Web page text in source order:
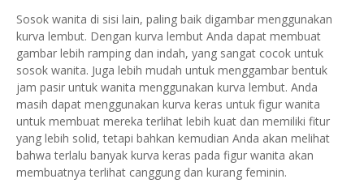
Sosok wanita di sisi lain, paling baik digambar menggunakan
kurva lembut. Dengan kurva lembut Anda dapat membuat
gambar lebih ramping dan indah, yang sangat cocok untuk
sosok wanita. Juga lebih mudah untuk menggambar bentuk
jam pasir untuk wanita menggunakan kurva lembut. Anda
masih dapat menggunakan kurva keras untuk figur wanita
untuk membuat mereka terlihat lebih kuat dan memiliki fitur
yang lebih solid, tetapi bahkan kemudian Anda akan melihat
bahwa terlalu banyak kurva keras pada figur wanita akan
membuatnya terlihat canggung dan kurang feminin.